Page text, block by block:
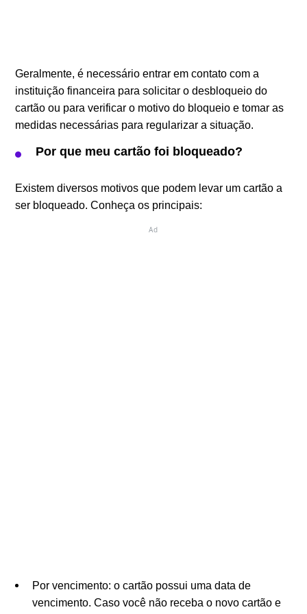
Geralmente, é necessário entrar em contato com a
instituição financeira para solicitar o desbloqueio do
cartão ou para verificar o motivo do bloqueio e tomar as
medidas necessárias para regularizar a situação.
Por que meu cartão foi bloqueado?
Existem diversos motivos que podem levar um cartão a
ser bloqueado. Conheça os principais:
Ad
Por vencimento: o cartão possui uma data de
vencimento. Caso você não receba o novo cartão e